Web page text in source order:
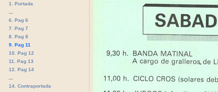
1. Portada
6. Pag 6
7. Pag 7
8. Pag 8
9. Pag 11
10. Pag 12
11. Pag 13
12. Pag 14
14. Contraportada